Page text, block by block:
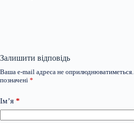
Залишити відповідь
Ваша e-mail адреса не оприлюднюватиметься.
позначені *
Ім’я *